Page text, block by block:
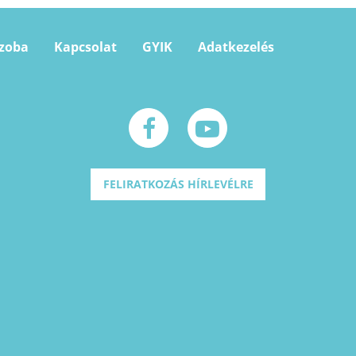
Kapcsolat GYIK Adatkezelés
FELIRATKOZÁS HÍRLEVÉLRE